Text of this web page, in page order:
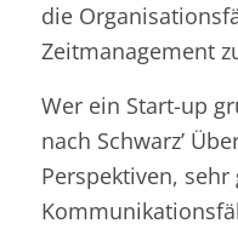
die
Zeitmanagement
Wer ein Start-up
nach Schwarz’
Perspektiven, sehr